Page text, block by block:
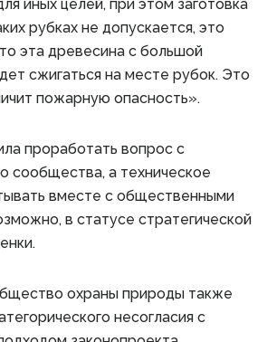
иных целей, при этом заготовка
рубках не допускается, это
эта древесина с большой
сжигаться на месте рубок. Это
пожарную опасность».
проработать вопрос с
сообщества, а техническое
вместе с общественными
в статусе стратегической
охраны природы также
несогласия с